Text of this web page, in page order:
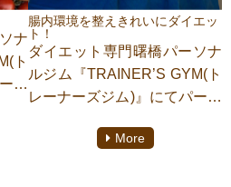
それでは今回はベッドの上で
無理なくできる運動をいくつ
か紹介していきます。
て
に
家
ほ
ナ
ト
ソ
た
腸内環境を整えきれいにダイエッ
ト！
ダイエット専門曙橋パーソナ
ルジム『TRAINER’S GYM(ト
レーナーズジム)』にてパーソ
ます【清瀬 淳】がご紹介いた
More